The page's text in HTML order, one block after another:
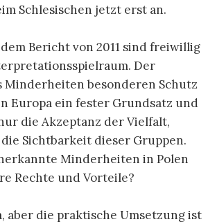
Schlesischen jetzt erst an.
Bericht von 2011 sind freiwillig
Der
Minderheiten besonderen Schutz
Europa ein fester Grundsatz und
die Akzeptanz der Vielfalt,
Sichtbarkeit dieser Gruppen.
Minderheiten in Polen
Rechte und Vorteile?
aber die praktische Umsetzung ist